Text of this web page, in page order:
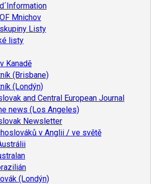
Mnichov
Listy
listy
Kanadě
(Brisbane)
(Londýn)
and Central European Journal
news (Los Angeles)
Newsletter
v Anglii / ve světě
(Londýn)